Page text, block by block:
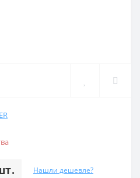
Нашли дешевле?